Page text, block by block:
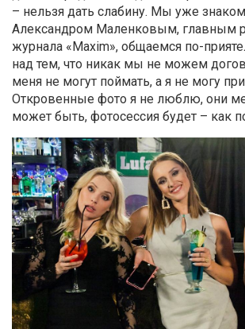
– нельзя дать слабину. Мы уже
Александром Маленковым, главным
журнала «Maxim», общаемся по-
над тем, что никак мы не можем
меня не могут поймать, а я не могу
Откровенные фото я не люблю, они
может быть, фотосессия будет – как